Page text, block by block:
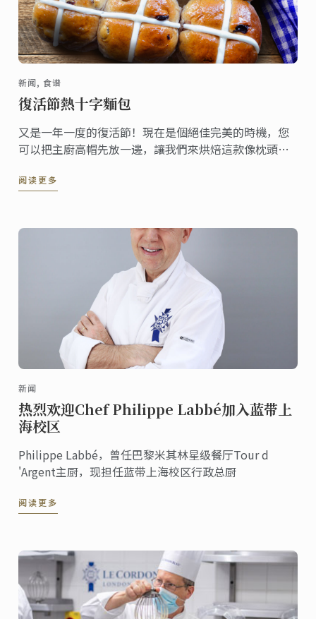
新闻, 食谱
復活節熱十字麵包
又是一年一度的復活節！現在是個絕佳完美的時機，您
可以把主廚高帽先放一邊，讓我們來烘焙這款像枕頭般
阅读更多
新闻
热烈欢迎Chef Philippe Labbé加入蓝带上
海校区
Philippe Labbé，曾任巴黎米其林星级餐厅Tour d
'Argent主厨，现担任蓝带上海校区行政总厨
阅读更多